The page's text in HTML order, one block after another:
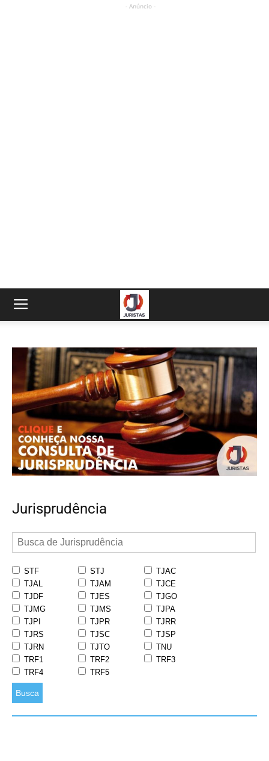
- Anúncio -
Jurisprudência
STF STJ
TJAC
TJAL
TJAM
TJCE
TJDF
TJES
TJGO
TJMG
TJMS
TJPA
TJPI
TJPR
TJRR
TJRS
TJSC
TJSP
TJRN
TJTO
TNU
TRF1
TRF2
TRF3
TRF4
TRF5
Busca